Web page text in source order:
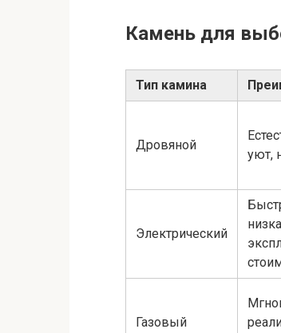
Камень для
Тип камина
Дровяной
уют,
Электрический
Газовый